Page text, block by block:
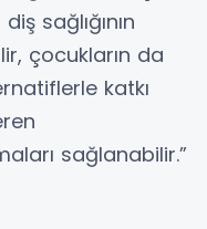
sağlığının
çocukların da
katkı
sağlanabilir.”